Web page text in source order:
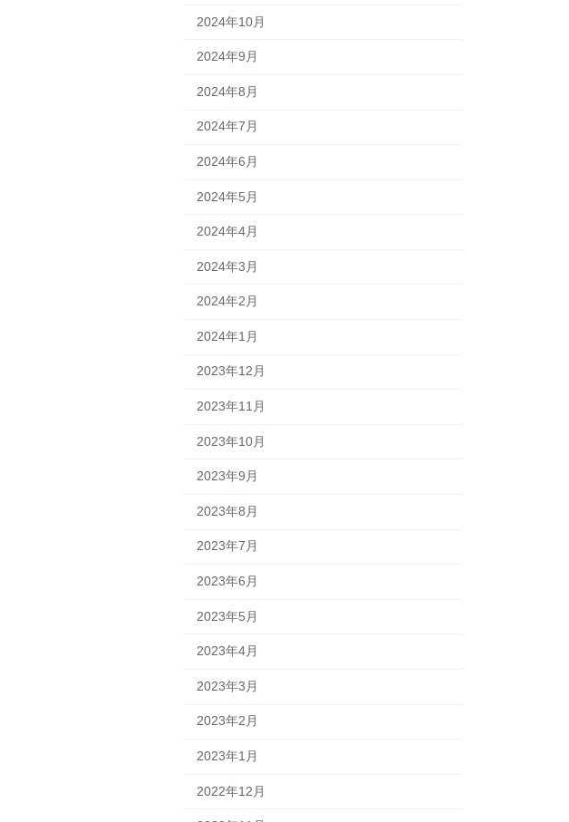
2024年10月
2024年9月
2024年8月
2024年7月
2024年6月
2024年5月
2024年4月
2024年3月
2024年2月
2024年1月
2023年12月
2023年11月
2023年10月
2023年9月
2023年8月
2023年7月
2023年6月
2023年5月
2023年4月
2023年3月
2023年2月
2023年1月
2022年12月